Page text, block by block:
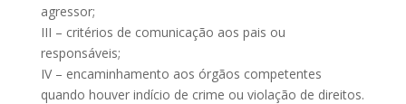
agressor;
III – critérios de comunicação aos pais ou
responsáveis;
IV – encaminhamento aos órgãos competentes
quando houver indício de crime ou violação de direitos.